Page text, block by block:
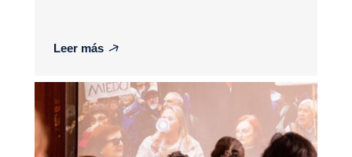
Leer más